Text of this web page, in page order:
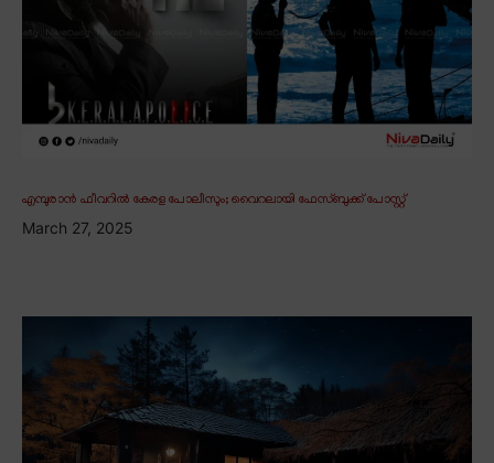
എമ്പുരാൻ ഫീവറിൽ കേരള പോലീസും; വൈറലായി ഫേസ്ബുക്ക് പോസ്റ്റ്
March 27, 2025